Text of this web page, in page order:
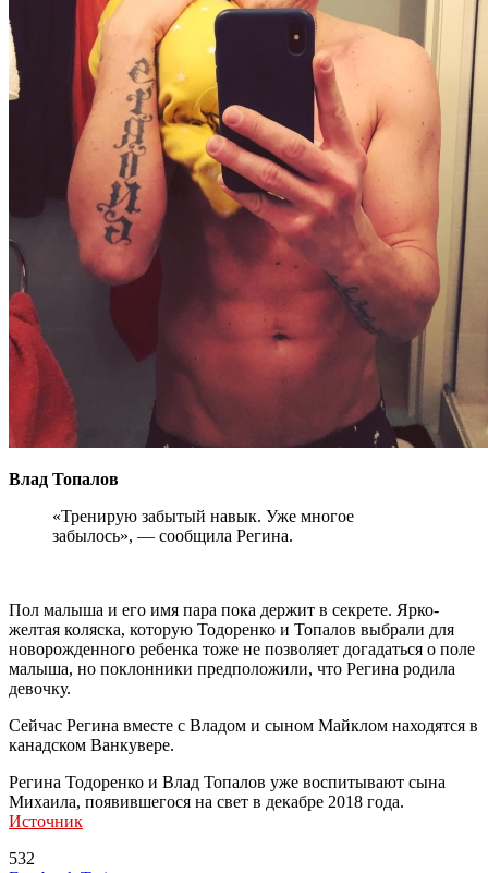
Влад Топалов
«Тренирую забытый навык. Уже многое
забылось», — сообщила Регина.
Пол малыша и его имя пара пока держит в секрете. Ярко-
желтая коляска, которую Тодоренко и Топалов выбрали для
новорожденного ребенка тоже не позволяет догадаться о поле
малыша, но поклонники предположили, что Регина родила
девочку.
Сейчас Регина вместе с Владом и сыном Майклом находятся в
канадском Ванкувере.
Регина Тодоренко и Влад Топалов уже воспитывают сына
Михаила, появившегося на свет в декабре 2018 года.
Источник
532